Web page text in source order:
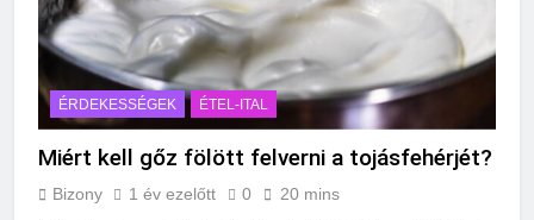
6 Nap Ezelőtt
Hogyan kell rendet tartani kis
lakásban?
1 Hét Ezelőtt
Mit kell tudni a mesterséges
intelligencia veszélyeiről?
1 Hét Ezelőtt
Miért kell rendszeresen
ÉRDEKESSÉGEK ÉTEL-ITAL
Miért kell gőz fölött felverni a tojásfehérjét?
Bizony 1 év ezelőtt 0 20 mins